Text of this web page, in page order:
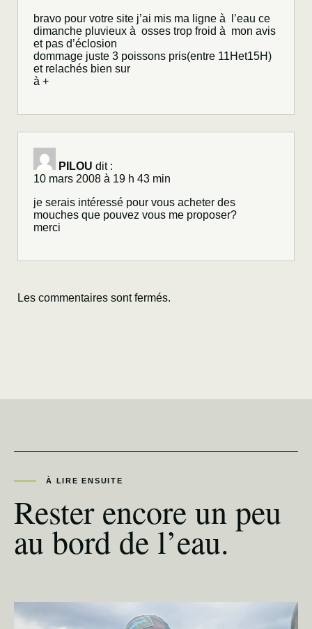
bravo pour votre site j’ai mis ma ligne à l’eau ce
dimanche pluvieux à osses trop froid à mon avis
et pas d’éclosion
dommage juste 3 poissons pris(entre 11Het15H)
et relachés bien sur
à +
PILOU dit :
10 mars 2008 à 19 h 43 min
je serais intéressé pour vous acheter des
mouches que pouvez vous me proposer?
merci
Les commentaires sont fermés.
À LIRE ENSUITE
Rester encore un peu
au bord de l’eau.